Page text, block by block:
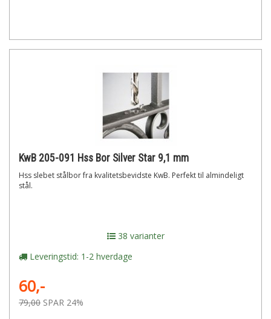
KwB 205-091 Hss Bor Silver Star 9,1 mm
Hss slebet stålbor fra kvalitetsbevidste KwB. Perfekt til almindeligt
stål.
38 varianter
Leveringstid: 1-2 hverdage
60,-
79,00 SPAR 24%